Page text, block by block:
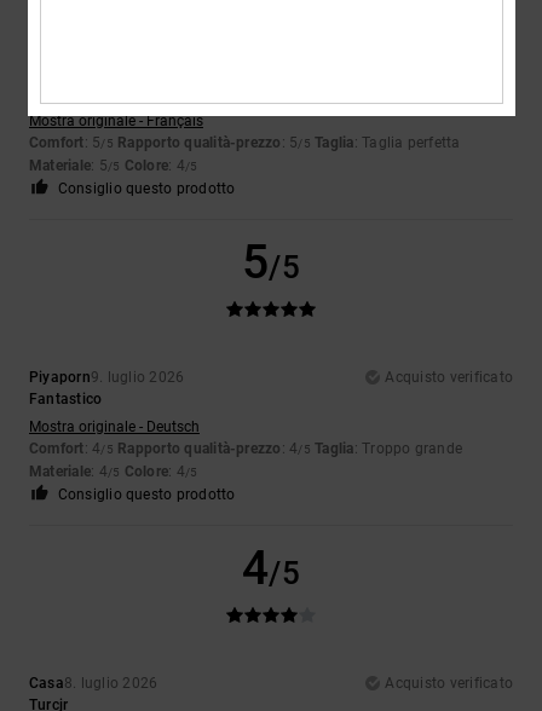
Mostra originale - Français
Comfort: 5/5 Rapporto qualità-prezzo : 5/5 Taglia: Taglia perfetta
Materiale: 5/5 Colore: 4/5
Consiglio questo prodotto
5/5
Piyaporn9. luglio 2026
Acquisto verificato
Fantastico
Mostra originale - Deutsch
Comfort: 4/5 Rapporto qualità-prezzo : 4/5 Taglia: Troppo grande
Materiale: 4/5 Colore: 4/5
Consiglio questo prodotto
4/5
Casa8. luglio 2026
Acquisto verificato
Turcjr